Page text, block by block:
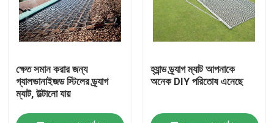
পণ্য
কারখানা পরিদর্শন
ক্ষেত সমান করার জন্য
গ্যালভানাইজড স্টিলের ড্র্যাগ
ম্যাট, উল্টানো যায়
হ্যান্ড ড্র্যাগ ম্যাট আপনাকে
অনেক DIY পরিতোষ এনেছে